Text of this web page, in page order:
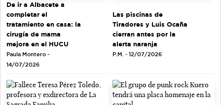
De ir a Albacete a
completar el
tratamiento en casa: la
cirugía de mama
mejora en el HUCU
Paula Montero -
14/07/2026
Las piscinas de
Tiradores y Luis Ocaña
cierran antes por la
alerta naranja
P.M. - 12/07/2026